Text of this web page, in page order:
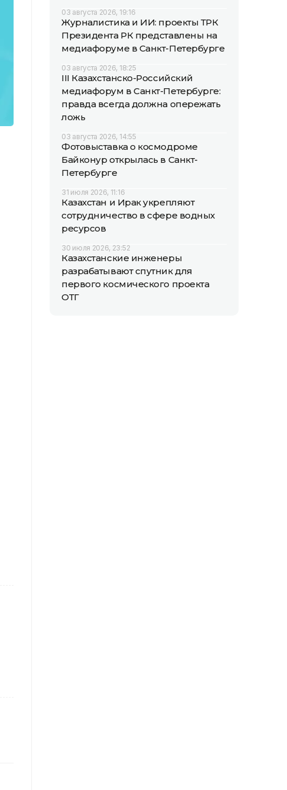
03 августа 2026, 19:16
Журналистика и ИИ: проекты ТРК
Президента РК представлены на
медиафоруме в Санкт-Петербурге
03 августа 2026, 18:25
III Казахстанско-Российский
медиафорум в Санкт-Петербурге:
правда всегда должна опережать
ложь
03 августа 2026, 14:55
Фотовыставка о космодроме
Байконур открылась в Санкт-
Петербурге
31 июля 2026, 11:16
Казахстан и Ирак укрепляют
сотрудничество в сфере водных
ресурсов
30 июля 2026, 23:52
Казахстанские инженеры
разрабатывают спутник для
первого космического проекта
ОТГ